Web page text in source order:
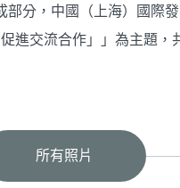
分，中國（上海）國際
進交流合作」」為主題
所有照片